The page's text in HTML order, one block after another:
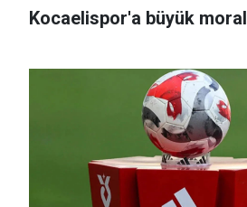
Kocaelispor'a büyük moral